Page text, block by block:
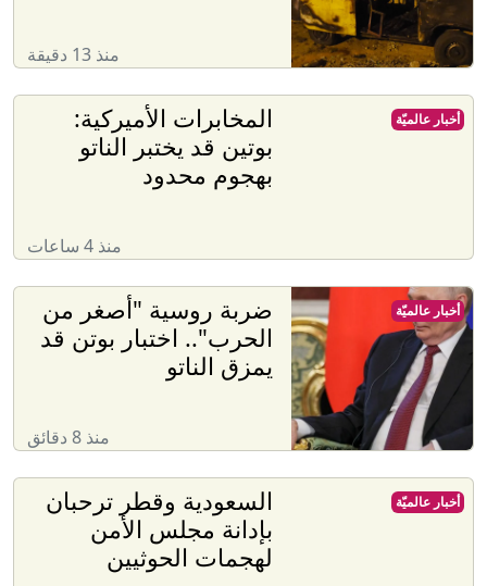
منذ 13 دقيقة
المخابرات الأميركية:
بوتين قد يختبر الناتو
بهجوم محدود
منذ 4 ساعات
أخبار عالميّة
ضربة روسية "أصغر من
الحرب".. اختبار بوتن قد
يمزق الناتو
منذ 8 دقائق
أخبار عالميّة
السعودية وقطر ترحبان
بإدانة مجلس الأمن
لهجمات الحوثيين
أخبار عالميّة